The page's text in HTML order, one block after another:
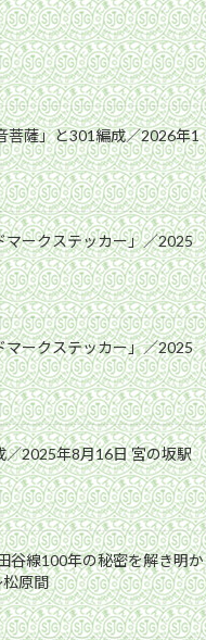
菩薩」と301編成／2026年1
ークステッカー」／2025
ークステッカー」／2025
2025年8月16日 宮の坂駅
谷線100年の秘密を解き明か
原間